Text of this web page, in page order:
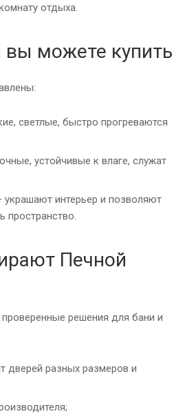
отдыха.
вы можете купить
светлые, быстро прогреваются
устойчивые к влаге, служат
интерьер и позволяют
пространство.
Печной
решения для бани и
дверей разных размеров и